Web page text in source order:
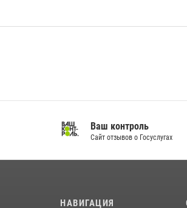
Ваш контроль
Сайт отзывов о Госуслугах
НАВИГАЦИЯ